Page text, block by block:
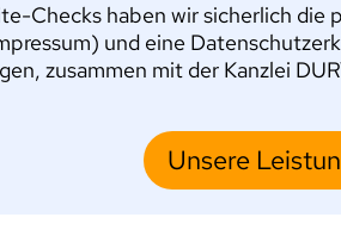
Checks haben wir sicherlich die
und eine
zusammen mit der Kanzlei
Unsere